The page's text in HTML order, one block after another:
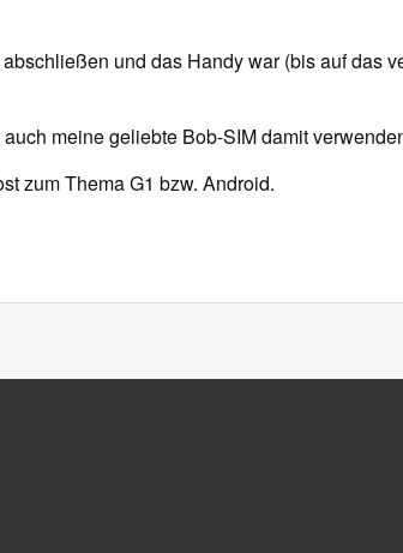
und das Handy war (bis auf das
meine geliebte Bob-SIM damit
zum Thema G1 bzw. Android.